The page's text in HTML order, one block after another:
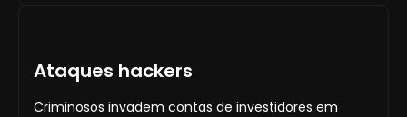
Ataques hackers
Criminosos invadem contas de investidores em